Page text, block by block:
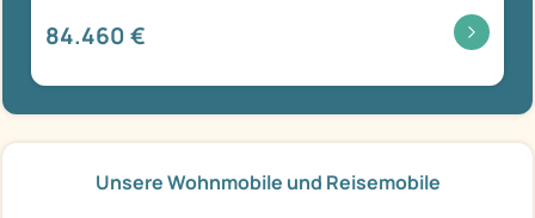
84.460 €
Unsere Wohnmobile und Reisemobile